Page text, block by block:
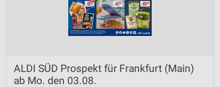
ALDI SÜD Prospekt für Frankfurt (Main)
ab Mo. den 03.08.